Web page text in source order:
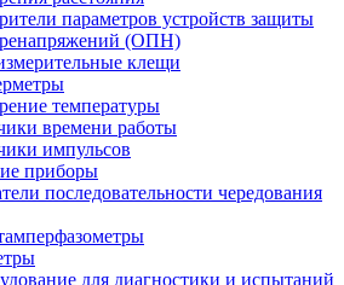
параметров устройств защиты
(ОПН)
клещи
температуры
времени работы
импульсов
приборы
последовательности чередования
для диагностики и испытаний